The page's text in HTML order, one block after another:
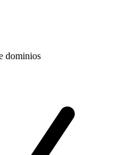
dominios